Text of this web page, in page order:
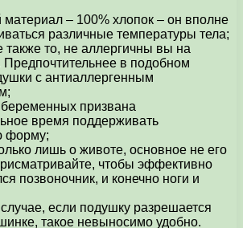
материал – 100% хлопок – он вполне
различные температуры тела;
также то, не аллергичны вы на
Предпочтительнее в подобном
с антиаллергенным
призвана
время поддерживать
форму;
лишь о животе, основное не его
чтобы эффективно
позвоночник, и конечно ноги и
если подушку разрешается
такое невыносимо удобно.